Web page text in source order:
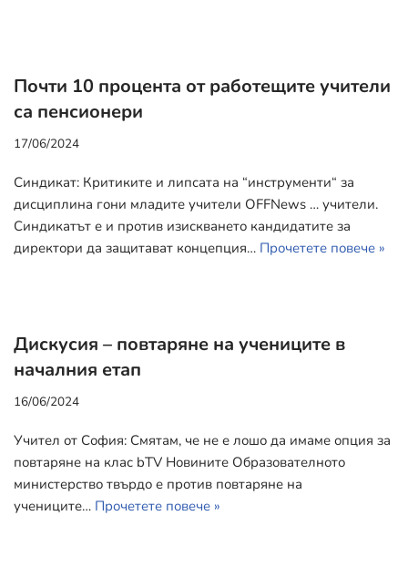
Почти 10 процента от работещите учители
са пенсионери
17/06/2024
Синдикат: Критиките и липсата на “инструменти“ за
дисциплина гони младите учители OFFNews … учители.
Синдикатът е и против изискването кандидатите за
директори да защитават концепция… Прочетете повече »
Дискусия – повтаряне на учениците в
началния етап
16/06/2024
Учител от София: Смятам, че не е лошо да имаме опция за
повтаряне на клас bTV Новините Образователното
министерство твърдо е против повтаряне на
учениците… Прочетете повече »